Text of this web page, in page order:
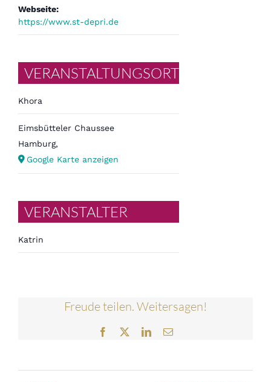
Webseite:
https://www.st-depri.de
VERANSTALTUNGSORT
Khora
Eimsbütteler Chaussee
Hamburg,
Google Karte anzeigen
VERANSTALTER
Katrin
Freude teilen. Weitersagen!
Facebook
TwitterLinkedIn
E-